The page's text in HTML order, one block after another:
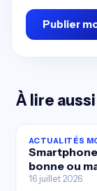
Publier
À lire aussi
ACTUALITÉS
bonne ou
16 juillet 2026